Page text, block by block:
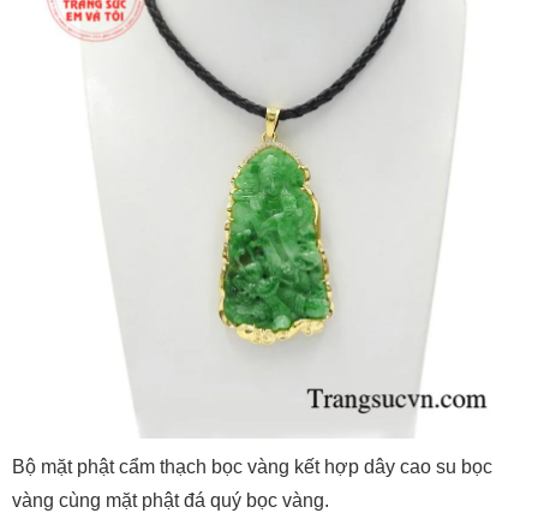
Bộ mặt phật cẩm thạch bọc vàng kết hợp dây cao su bọc
vàng cùng mặt phật đá quý bọc vàng.